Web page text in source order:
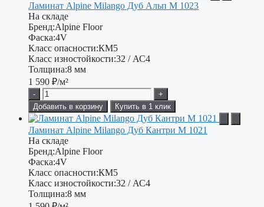
Ламинат Alpine Milango Дуб Альп М 1023
На складе
Бренд:Alpine Floor
Фаска:4V
Класс опасности:КМ5
Класс изностойкости:32 / АС4
Толщина:8 мм
1 590 ₽/м²
-
+
Добавить в корзину
Купить в 1 клик
Ламинат Alpine Milango Дуб Кантри М 1021
На складе
Бренд:Alpine Floor
Фаска:4V
Класс опасности:КМ5
Класс изностойкости:32 / АС4
Толщина:8 мм